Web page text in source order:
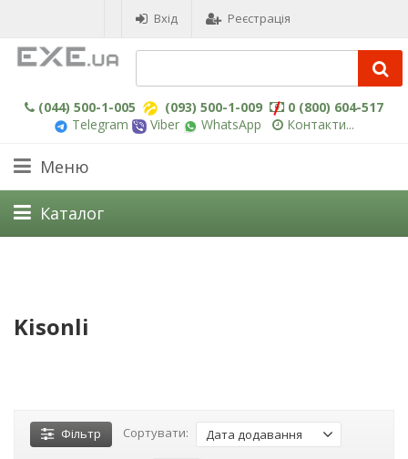
Вхід Реєстрація
(044) 500-1-005 (093) 500-1-009
0 (800) 604-517
Telegram
Viber WhatsApp Контакти...
Меню
Каталог
Kisonli
Фільтр Сортувати: Дата додавання